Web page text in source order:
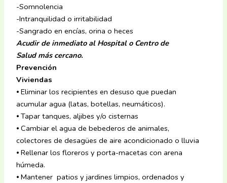
-Somnolencia
-Intranquilidad o irritabilidad
-Sangrado en encías, orina o heces
Acudir de inmediato al Hospital o Centro de
Salud más cercano.
Prevención
Viviendas
⦁ Eliminar los recipientes en desuso que puedan
acumular agua (latas, botellas, neumáticos).
⦁ Tapar tanques, aljibes y/o cisternas
⦁ Cambiar el agua de bebederos de animales,
colectores de desagües de aire acondicionado o lluvia
⦁ Rellenar los floreros y porta-macetas con arena
húmeda.
⦁ Mantener patios y jardines limpios, ordenados y